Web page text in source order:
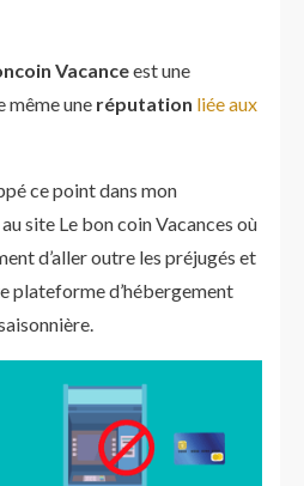
Vacanceest une
même une réputation liée aux
ce point dans mon
site Le bon coin Vacances où
d’aller outre les préjugés et
plateforme d’hébergement